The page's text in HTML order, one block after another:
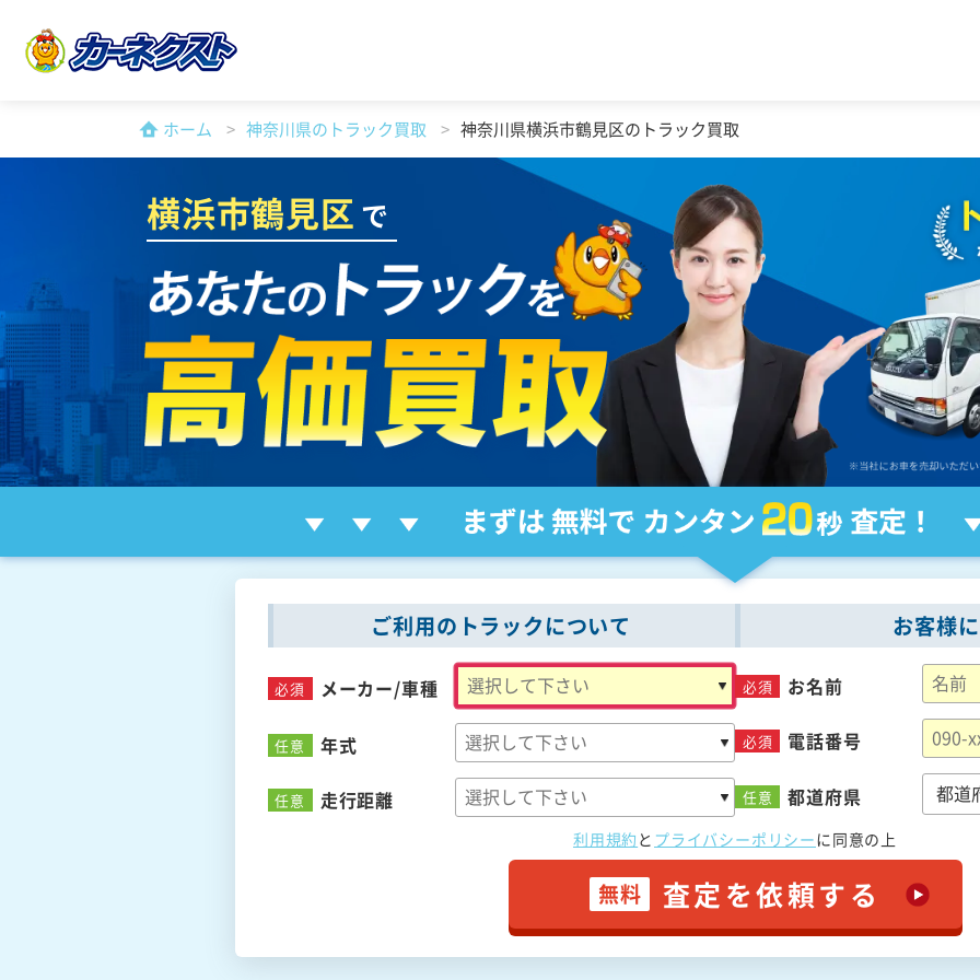
ホーム 神奈川県のトラック買取 神奈川県横浜市鶴見区のトラック買取
横浜市鶴見区 で
ご利用のトラックについて
必須 メーカー/車種
任意 年式
任意 走行距離
お客様
必須 お名前
必須 電話番号
任意 都道府県
利用規約 と プライバシーポリシーに同意の上
無料 査定を依頼する